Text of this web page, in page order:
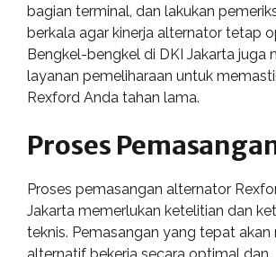
bagian terminal, dan lakukan
berkala agar kinerja alternator tetap
Bengkel-bengkel di DKI Jakarta juga
layanan pemeliharaan untuk
Rexford Anda tahan lama.
Proses
Proses pemasangan alternator
Jakarta memerlukan ketelitian dan
teknis. Pemasangan yang tepat akan